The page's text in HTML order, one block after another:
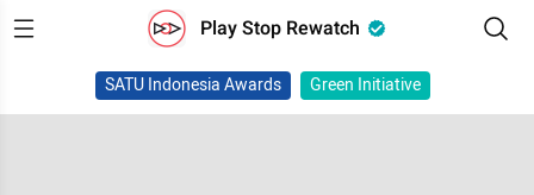
Play Stop Rewatch
SATU Indonesia Awards Green Initiative